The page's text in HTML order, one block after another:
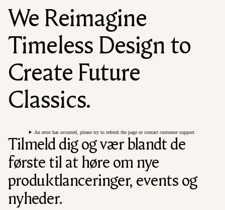
We Reimagine
Timeless Design to
Create Future
Classics.
An error has occurred, please try to refresh the page or contact customer support.
Tilmeld dig og vær blandt de
første til at høre om nye
produktlanceringer, events og
nyheder.